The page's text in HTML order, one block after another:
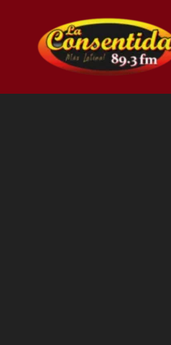
contenido